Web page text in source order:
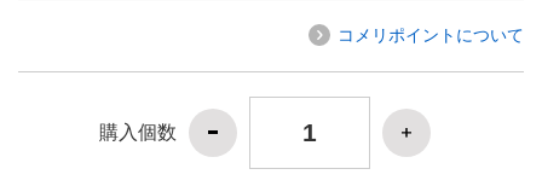
コメリポイントについて
購入個数